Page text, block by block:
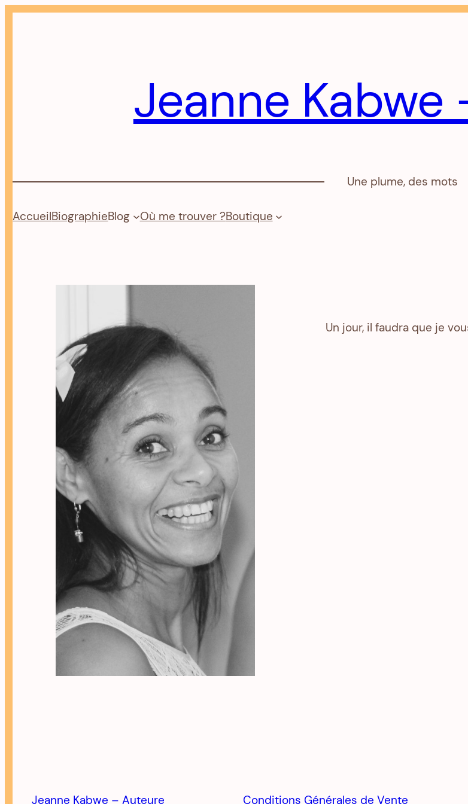
Jeanne Kabwe
Une plume, des mots
AccueilBiographieBlog Où me trouver ?Boutique
Un jour, il faudra que je
Jeanne Kabwe – Auteure Conditions Générales de Vente